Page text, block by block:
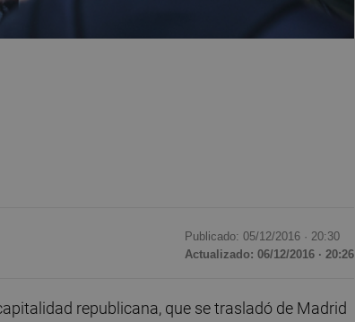
Publicado: 05/12/2016 · 20:30
Actualizado: 06/12/2016 · 20:26
republicana, que se trasladó de Madrid